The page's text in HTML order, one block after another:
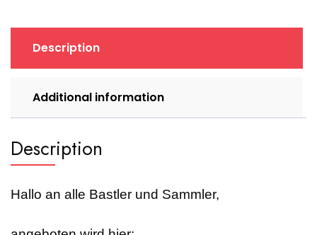
Mainboard
266MHz
RAM
quantity
Description
Additional information
Description
Hallo an alle Bastler und Sammler,